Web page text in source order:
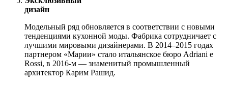
дизайн
Модельный ряд обновляется в соответствии с новыми
тенденциями кухонной моды. Фабрика сотрудничает с
лучшими мировыми дизайнерами. В 2014–2015 годах
партнером «Марии» стало итальянское бюро Adriani e
Rossi, в 2016-м — знаменитый промышленный
архитектор Карим Рашид.